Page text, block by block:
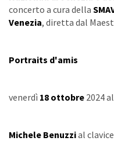
concerto a cura della
Venezia, diretta dal
Portraits d'amis
venerdì 18 ottobre 2024
Michele Benuzzial